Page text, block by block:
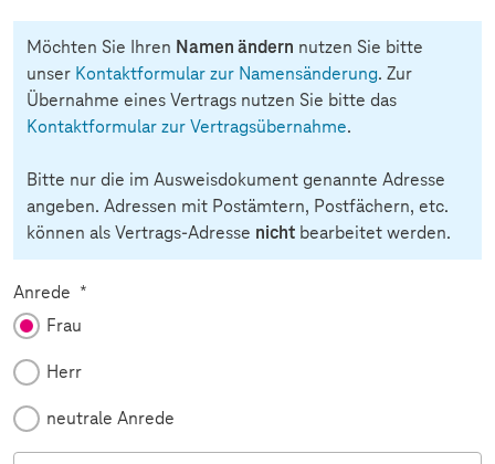
Möchten Sie Ihren Namen ändern nutzen Sie bitte
unser Kontaktformular zur Namensänderung. Zur
Übernahme eines Vertrags nutzen Sie bitte das
Kontaktformular zur Vertragsübernahme.
Bitte nur die im Ausweisdokument genannte Adresse
angeben. Adressen mit Postämtern, Postfächern, etc.
können als Vertrags-Adresse nicht bearbeitet werden.
Anrede Pflichtfeld
*
Frau
Herr
neutrale Anrede